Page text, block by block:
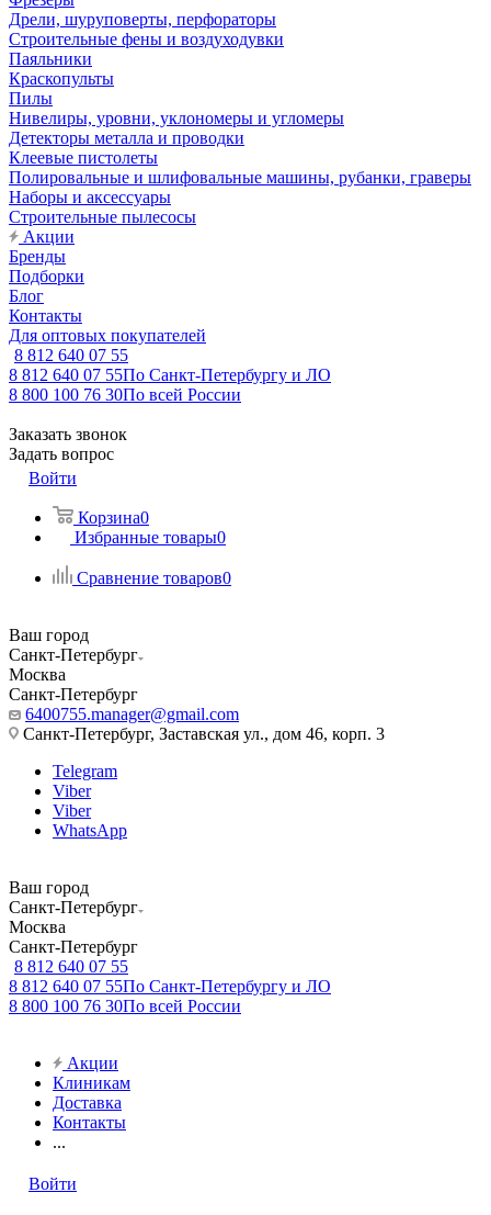
Дрели, шуруповерты, перфораторы
Строительные фены и воздуходувки
Паяльники
Краскопульты
Пилы
Нивелиры, уровни, уклономеры и угломеры
Детекторы металла и проводки
Клеевые пистолеты
Полировальные и шлифовальные машины, рубанки, граверы
Наборы и аксессуары
Строительные пылесосы
Акции
Бренды
Подборки
Блог
Контакты
Для оптовых покупателей
8 812 640 07 55
8 812 640 07 55По Санкт-Петербургу и ЛО
8 800 100 76 30По всей России
Заказать звонок
Задать вопрос
Войти
Корзина0
Избранные товары0
Сравнение товаров0
Ваш город
Санкт-Петербург
Москва
Санкт-Петербург
6400755.manager@gmail.com
Санкт-Петербург, Заставская ул., дом 46, корп. 3
Telegram
Viber
Viber
WhatsApp
Ваш город
Санкт-Петербург
Москва
Санкт-Петербург
8 812 640 07 55
8 812 640 07 55По Санкт-Петербургу и ЛО
8 800 100 76 30По всей России
Акции
Клиникам
Доставка
Контакты
...
Войти